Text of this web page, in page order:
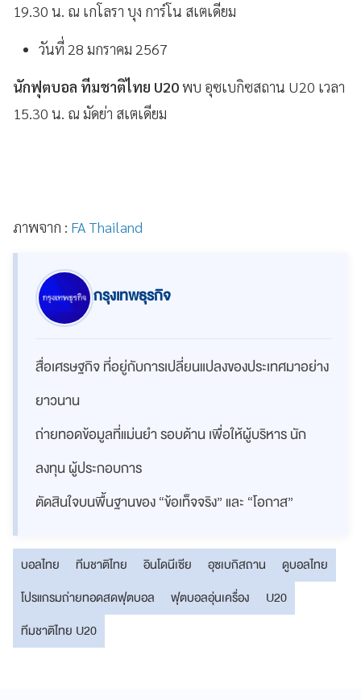
19.30 น. ณ เกโลรา บุง การ์โน สเตเดียม
วันที่ 28 มกราคม 2567
นักฟุตบอล ทีมชาติไทย U20พบ อุซเบกิซสถาน U20 เวลา
15.30 น. ณ มัดย่า สเตเดียม
ภาพจาก : FA Thailand
กรุงเทพธุรกิจ
สื่อเศรษฐกิจ ที่อยู่กับการเปลี่ยนแปลงของประเทศมาอย่าง
ยาวนาน
ถ่ายทอดข้อมูลที่แม่นยำ รอบด้าน เพื่อให้ผู้บริหาร นัก
ลงทุน ผู้ประกอบการ
ตัดสินใจบนพื้นฐานของ “ข้อเท็จจริง” และ “โอกาส”
บอลไทย ทีมชาติไทย อินโดนีเซีย อุซเบกิสถาน
ดูบอลไทย
โปรแกรมถ่ายทอดสดฟุตบอล
ฟุตบอลอุ่นเครื่อง
U20
ทีมชาติไทย U20